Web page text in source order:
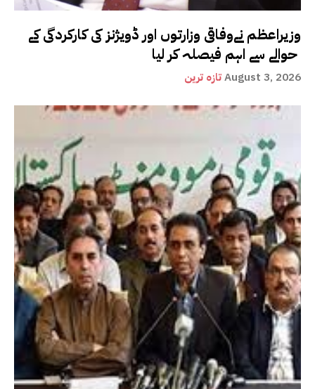
وزیراعظم نےوفاقی وزارتوں اور ڈویژنز کی کارکردگی کے
تازہ ترینAugust 3, 2026